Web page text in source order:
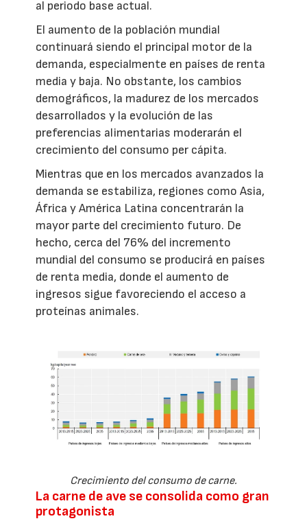
al periodo base actual.
El aumento de la población mundial
continuará siendo el principal motor de la
demanda, especialmente en países de renta
media y baja. No obstante, los cambios
demográficos, la madurez de los mercados
desarrollados y la evolución de las
preferencias alimentarias moderarán el
crecimiento del consumo per cápita.
Mientras que en los mercados avanzados la
demanda se estabiliza, regiones como Asia,
África y América Latina concentrarán la
mayor parte del crecimiento futuro. De
hecho, cerca del 76% del incremento
mundial del consumo se producirá en países
de renta media, donde el aumento de
ingresos sigue favoreciendo el acceso a
proteínas animales.
Crecimiento del consumo de carne.
La carne de ave se consolida como gran
protagonista